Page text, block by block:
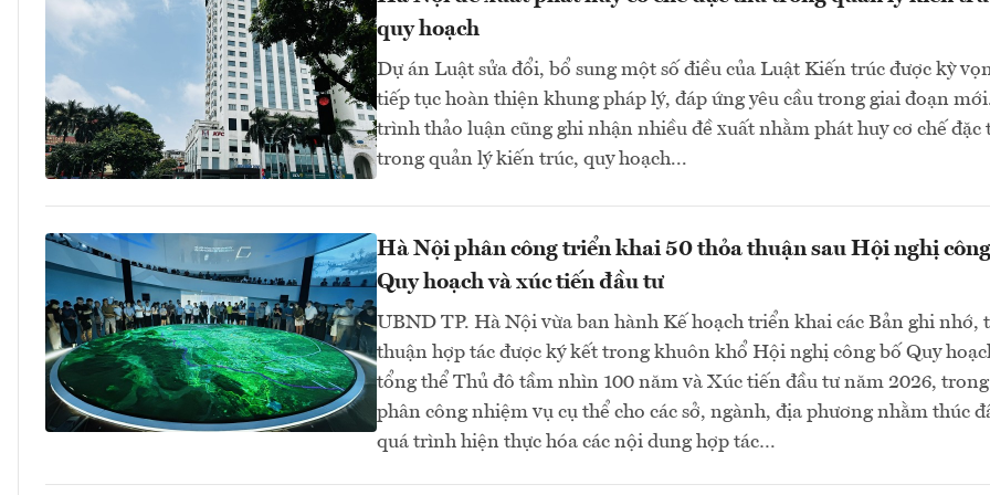
quy hoạch
Dự án Luật sửa đổi, bổ sung một số điều của Luật Kiến trúc được kỳ
tiếp tục hoàn thiện khung pháp lý, đáp ứng yêu cầu trong giai đoạn
trình thảo luận cũng ghi nhận nhiều đề xuất nhằm phát huy cơ chế đặc
trong quản lý kiến trúc, quy hoạch...
Hà Nội phân công triển khai 50 thỏa thuận sau Hội nghị
Quy hoạch và xúc tiến đầu tư
UBND TP. Hà Nội vừa ban hành Kế hoạch triển khai các Bản ghi nhớ,
thuận hợp tác được ký kết trong khuôn khổ Hội nghị công bố Quy
tổng thể Thủ đô tầm nhìn 100 năm và Xúc tiến đầu tư năm 2026,
phân công nhiệm vụ cụ thể cho các sở, ngành, địa phương nhằm thúc
quá trình hiện thực hóa các nội dung hợp tác…